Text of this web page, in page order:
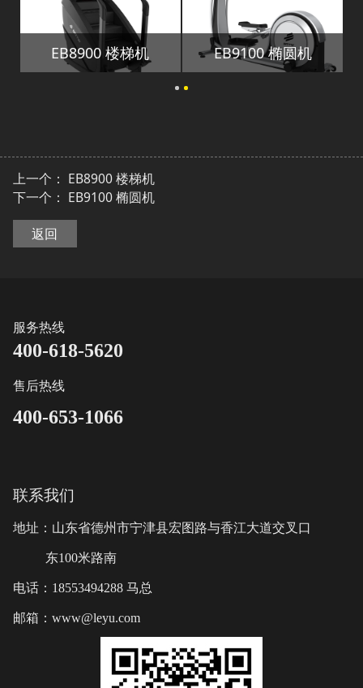
EB8900 楼梯机 EB9100 椭圆机
上一个： EB8900 楼梯机
下一个： EB9100 椭圆机
返回
服务热线
400-618-5620
售后热线
400-653-1066
联系我们
地址：山东省德州市宁津县宏图路与香江大道交叉口
东100米路南
电话：18553494288 马总
邮箱：www@leyu.com